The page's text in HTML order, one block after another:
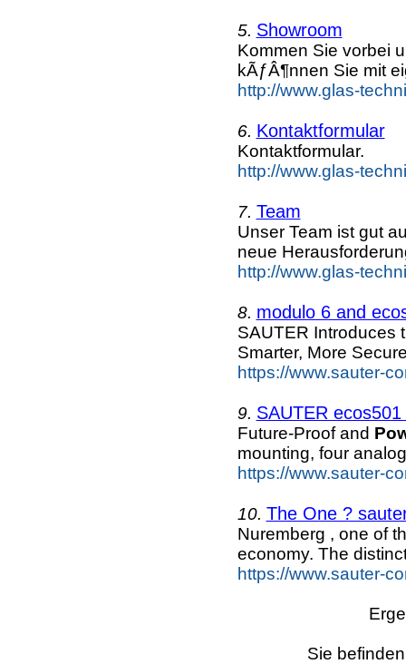
5. Showroom
Kommen Sie vorbei
kÃƒÂ¶nnen Sie mit
http://www.glas-
6. Kontaktformular
Kontaktformular.
http://www.glas-
7. Team
Unser Team ist gut
neue
http://www.glas-
8. modulo 6 and
SAUTER Introduces
Smarter, More
https://www.sauter-
9. SAUTER
Future-Proof and
mounting, four analog
https://www.sauter-
10. The One ?
Nuremberg , one of
economy. The
https://www.sauter-
Sie